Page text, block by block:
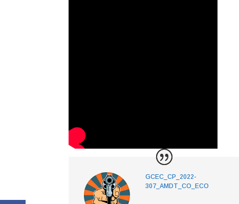
GCEC_CP_2022-
307_AMDT_CO_ECO